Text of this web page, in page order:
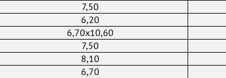
7,50
6,20
6,70x10,60
7,50
8,10
6,70